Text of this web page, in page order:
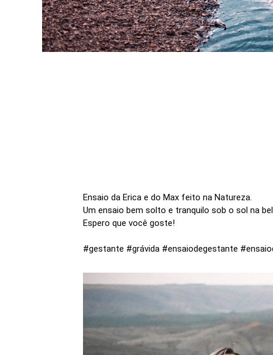
Ensaio da Erica e do Max feito na Natureza.
Um ensaio bem solto e tranquilo sob o sol na
Espero que você goste!
#gestante #grávida #ensaiodegestante